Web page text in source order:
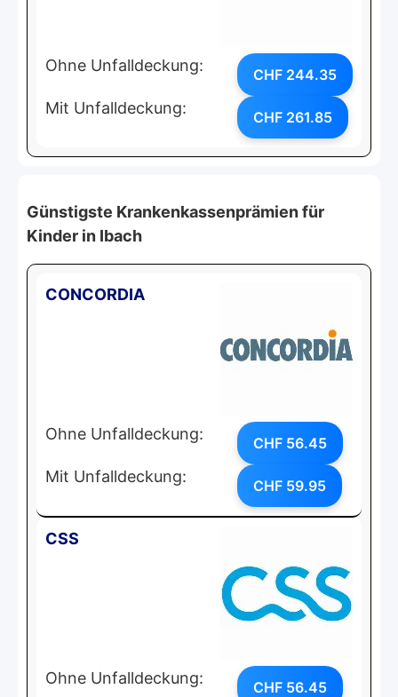
Ohne Unfalldeckung: CHF 244.35
Mit Unfalldeckung: CHF 261.85
Günstigste Krankenkassenprämien für
Kinder in Ibach
CONCORDIA
Ohne Unfalldeckung: CHF 56.45
Mit Unfalldeckung: CHF 59.95
CSS
Ohne Unfalldeckung: CHF 56.45